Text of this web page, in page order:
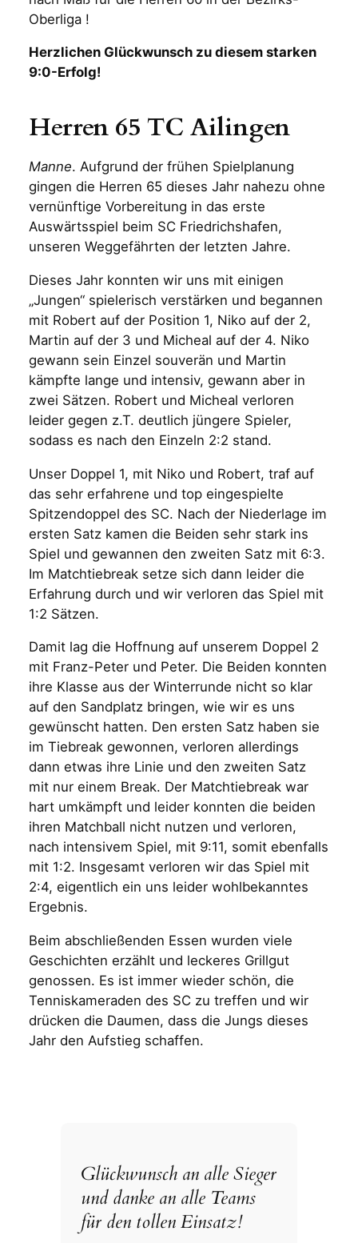
Oberliga !
Herzlichen Glückwunsch zu diesem starken
9:0-Erfolg!
Herren 65 TC Ailingen
Manne. Aufgrund der frühen Spielplanung
gingen die Herren 65 dieses Jahr nahezu ohne
vernünftige Vorbereitung in das erste
Auswärtsspiel beim SC Friedrichshafen,
unseren Weggefährten der letzten Jahre.
Dieses Jahr konnten wir uns mit einigen
„Jungen“ spielerisch verstärken und begannen
mit Robert auf der Position 1, Niko auf der 2,
Martin auf der 3 und Micheal auf der 4. Niko
gewann sein Einzel souverän und Martin
kämpfte lange und intensiv, gewann aber in
zwei Sätzen. Robert und Micheal verloren
leider gegen z.T. deutlich jüngere Spieler,
sodass es nach den Einzeln 2:2 stand.
Unser Doppel 1, mit Niko und Robert, traf auf
das sehr erfahrene und top eingespielte
Spitzendoppel des SC. Nach der Niederlage im
ersten Satz kamen die Beiden sehr stark ins
Spiel und gewannen den zweiten Satz mit 6:3.
Im Matchtiebreak setze sich dann leider die
Erfahrung durch und wir verloren das Spiel mit
1:2 Sätzen.
Damit lag die Hoffnung auf unserem Doppel 2
mit Franz-Peter und Peter. Die Beiden konnten
ihre Klasse aus der Winterrunde nicht so klar
auf den Sandplatz bringen, wie wir es uns
gewünscht hatten. Den ersten Satz haben sie
im Tiebreak gewonnen, verloren allerdings
dann etwas ihre Linie und den zweiten Satz
mit nur einem Break. Der Matchtiebreak war
hart umkämpft und leider konnten die beiden
ihren Matchball nicht nutzen und verloren,
nach intensivem Spiel, mit 9:11, somit ebenfalls
mit 1:2. Insgesamt verloren wir das Spiel mit
2:4, eigentlich ein uns leider wohlbekanntes
Ergebnis.
Beim abschließenden Essen wurden viele
Geschichten erzählt und leckeres Grillgut
genossen. Es ist immer wieder schön, die
Tenniskameraden des SC zu treffen und wir
drücken die Daumen, dass die Jungs dieses
Jahr den Aufstieg schaffen.
Glückwunsch an alle Sieger
und danke an alle Teams
für den tollen Einsatz!